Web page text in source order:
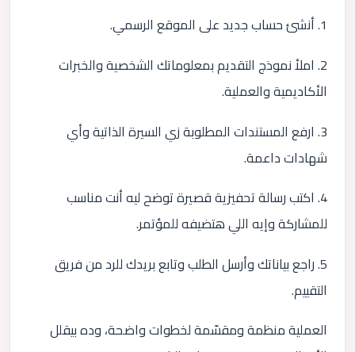
1. أنشئ حساب جديد على الموقع الرسمي.
2. املأ نموذج التقديم بمعلوماتك الشخصية والخبرات
الأكاديمية والعملية.
3. ارفع المستندات المطلوبة زي السيرة الذاتية وأي
شهادات داعمة.
4. اكتب رسالة تحفيزية قصيرة توضح ليه أنت مناسب
للمشاركة وإيه اللي هتضيفه للمؤتمر.
5. راجع بياناتك وأرسل الطلب وتابع بريدك للرد من فريق
التقييم.
العملية منظمة ومقسّمة لخطوات واضحة، وده بيقلل